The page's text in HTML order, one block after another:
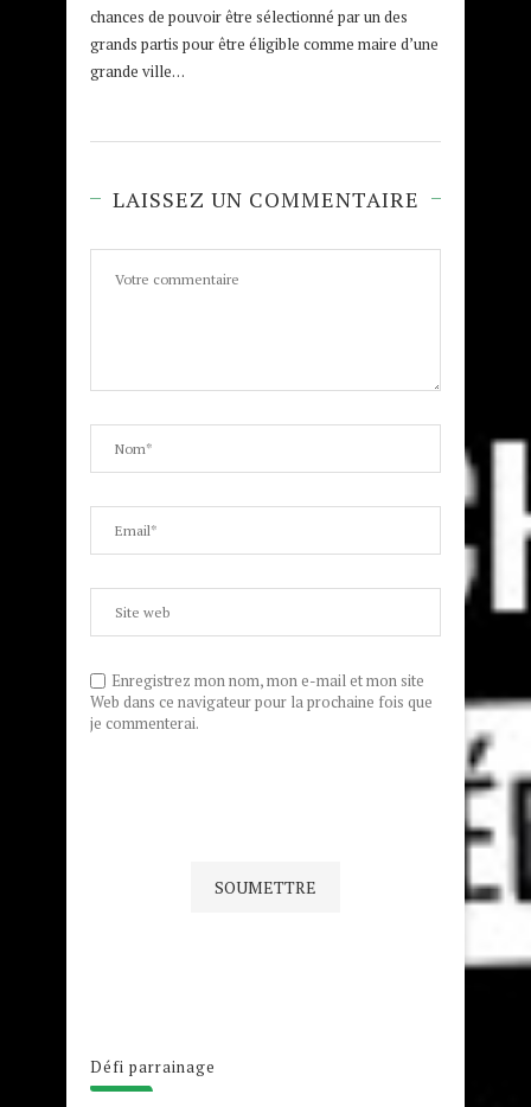
chances de pouvoir être sélectionné par un des
grands partis pour être éligible comme maire d’une
grande ville…
LAISSEZ UN COMMENTAIRE
Enregistrez mon nom, mon e-mail et mon site
Web dans ce navigateur pour la prochaine fois que
je commenterai.
Défi parrainage